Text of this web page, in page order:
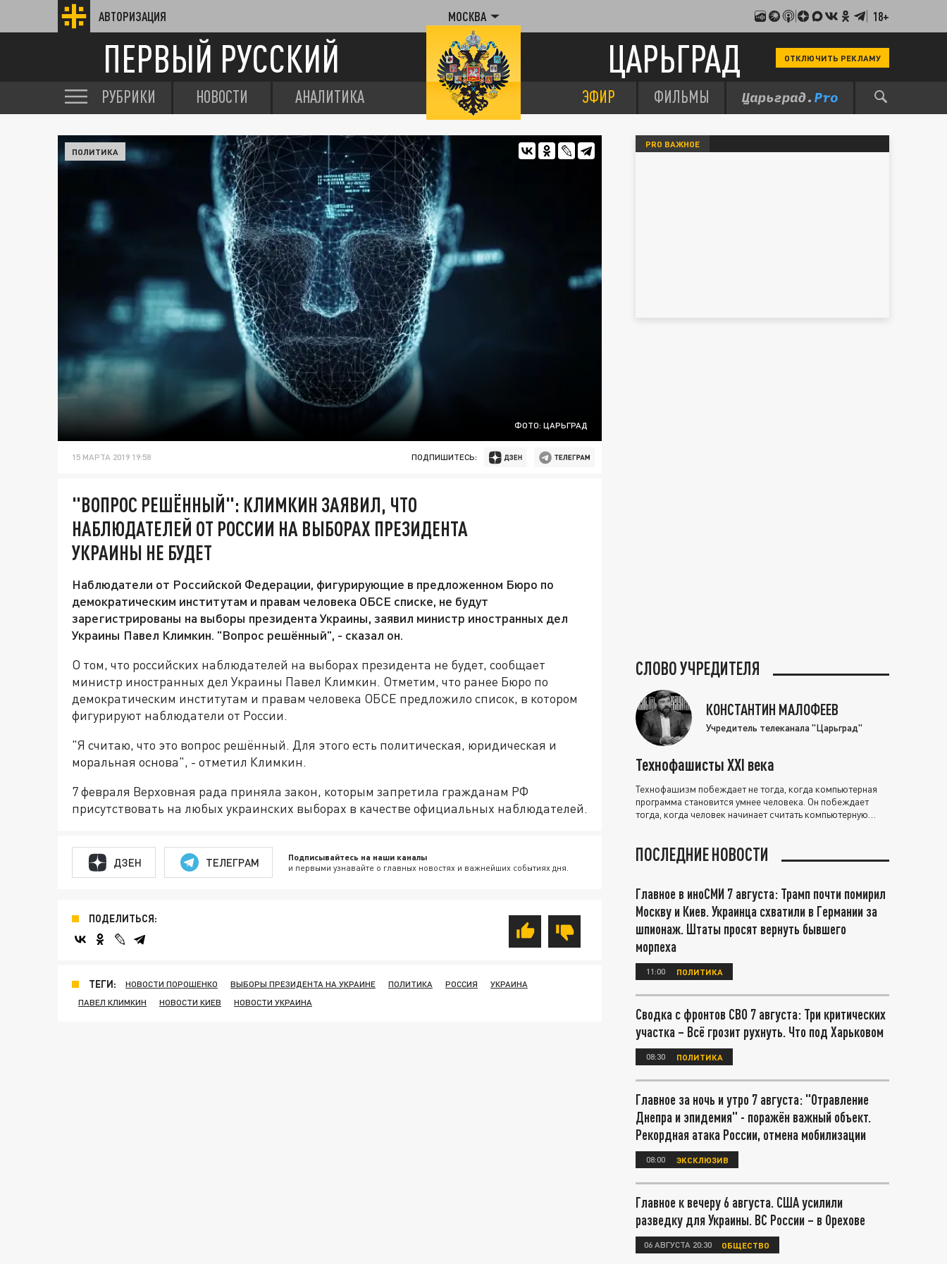
АВТОРИЗАЦИЯ МОСКВА 18+
ПЕРВЫЙ РУССКИЙ ЦАРЬГРАД ОТКЛЮЧИТЬ РЕКЛАМУ
РУБРИКИ НОВОСТИ АНАЛИТИКА ЭФИР ФИЛЬМЫ
ФОТО: ЦАРЬГРАД
ПОЛИТИКА
15 МАРТА 2019 19:58 ПОДПИШИТЕСЬ:
"ВОПРОС РЕШЁННЫЙ": КЛИМКИН ЗАЯВИЛ, ЧТО
НАБЛЮДАТЕЛЕЙ ОТ РОССИИ НА ВЫБОРАХ ПРЕЗИДЕНТА
УКРАИНЫ НЕ БУДЕТ
Наблюдатели от Российской Федерации, фигурирующие в предложенном Бюро по
демократическим институтам и правам человека ОБСЕ списке, не будут
зарегистрированы на выборы президента Украины, заявил министр иностранных дел
Украины Павел Климкин. "Вопрос решённый", - сказал он.
О том, что российских наблюдателей на выборах президента не будет, сообщает
министр иностранных дел Украины Павел Климкин. Отметим, что ранее Бюро по
демократическим институтам и правам человека ОБСЕ предложило список, в котором
фигурируют наблюдатели от России.
"Я считаю, что это вопрос решённый. Для этого есть политическая, юридическая и
моральная основа", - отметил Климкин.
7 февраля Верховная рада приняла закон, которым запретила гражданам РФ
присутствовать на любых украинских выборах в качестве официальных наблюдателей.
ДЗЕН ТЕЛЕГРАМ Подписывайтесь на наши каналы
и первыми узнавайте о главных новостях и важнейших событиях дня.
ПОДЕЛИТЬСЯ:
ТЕГИ: НОВОСТИ ПОРОШЕНКО ВЫБОРЫ ПРЕЗИДЕНТА НА УКРАИНЕ ПОЛИТИКА РОССИЯ
УКРАИНА
ПАВЕЛ КЛИМКИН
НОВОСТИ КИЕВ НОВОСТИ УКРАИНА
PRO ВАЖНОЕ
СЛОВО УЧРЕДИТЕЛЯ
КОНСТАНТИН МАЛОФЕЕВ
Учредитель телеканала "Царьград"
Технофашисты XXI века
Технофашизм побеждает не тогда, когда компьютерная
программа становится умнее человека. Он побеждает
тогда, когда человек начинает считать компьютерную
ПОСЛЕДНИЕ НОВОСТИ
Главное в иноСМИ 7 августа: Трамп почти помирил
Москву и Киев. Украинца схватили в Германии за
шпионаж. Штаты просят вернуть бывшего
морпеха
11:00 ПОЛИТИКА
Сводка с фронтов СВО 7 августа: Три критических
участка – Всё грозит рухнуть. Что под Харьковом
08:30 ПОЛИТИКА
Главное за ночь и утро 7 августа: "Отравление
Днепра и эпидемия" - поражён важный объект.
Рекордная атака России, отмена мобилизации
08:00 ЭКСКЛЮЗИВ
Главное к вечеру 6 августа. США усилили
разведку для Украины. ВС России – в Орехове
06 АВГУСТА 20:30 ОБЩЕСТВО